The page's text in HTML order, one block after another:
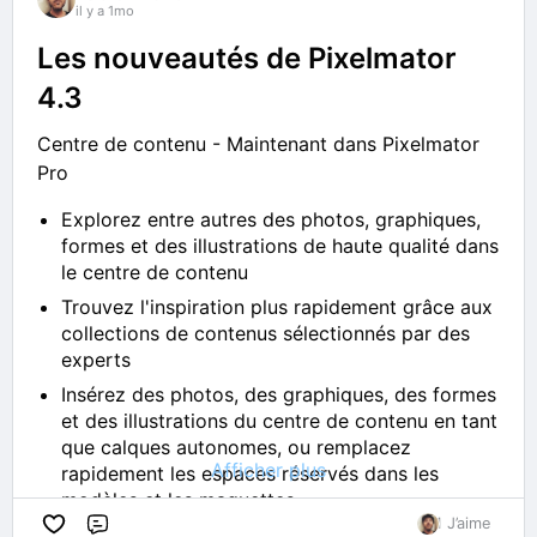
il y a 1mo
Les nouveautés de Pixelmator
4.3
Centre de contenu - Maintenant dans Pixelmator
Pro
Explorez entre autres des photos, graphiques,
formes et des illustrations de haute qualité dans
le centre de contenu
Trouvez l'inspiration plus rapidement grâce aux
collections de contenus sélectionnés par des
experts
Insérez des photos, des graphiques, des formes
et des illustrations du centre de contenu en tant
que calques autonomes, ou remplacez
rapidement les espaces réservés dans les
modèles et les maquettes
Afficher plus
1 J’aime